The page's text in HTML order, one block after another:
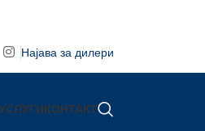
Најава за дилери
КОНТАКТ